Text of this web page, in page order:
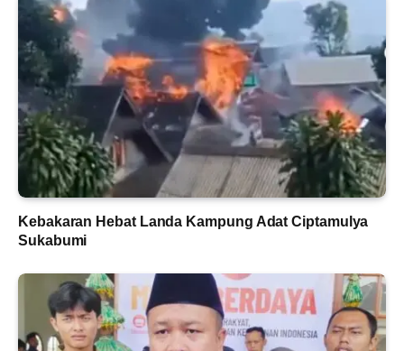
Kebakaran Hebat Landa Kampung Adat Ciptamulya
Sukabumi